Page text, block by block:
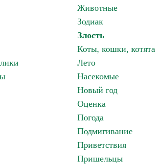
Животные
Зодиак
Злость
Коты, кошки, котята
Лето
Насекомые
Новый год
Оценка
Погода
Подмигивание
Приветствия
Пришельцы